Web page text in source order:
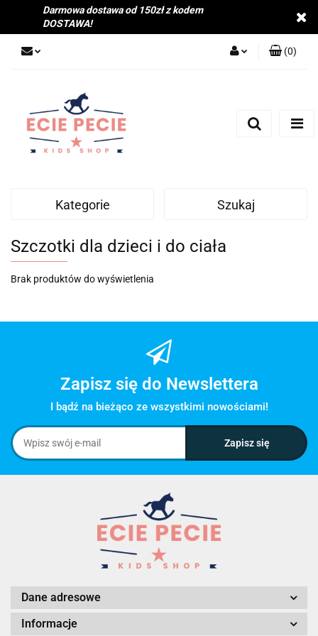
Darmowa dostawa od 150zł z kodem
DOSTAWA!
(0)
Kategorie Szukaj
Szczotki dla dzieci i do ciała
Brak produktów do wyświetlenia
Zapisz się do Newslettera
I bądź na bieżąco ze wszystkimi nowościami!
Dane adresowe
Informacje